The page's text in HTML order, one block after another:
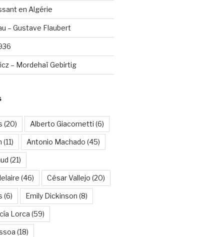
en Algérie
– Gustave Flaubert
– Mordehaï Gebirtig
(20) Alberto Giacometti (6)
(11) Antonio Machado (45)
(21)
(46) César Vallejo (20)
(6) Emily Dickinson (8)
Lorca (59)
(18)